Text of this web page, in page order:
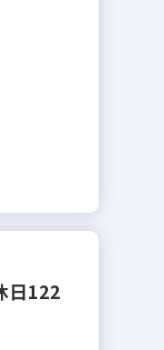
日122